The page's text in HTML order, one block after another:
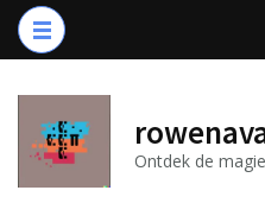
Ga
naar
(druk
Enter)
Ontdek de